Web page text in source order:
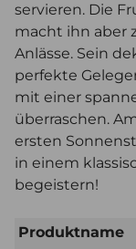
servieren. Die
macht ihn aber
Anlässe. Sein
perfekte
mit einer
überraschen.
ersten
in einem
begeistern!
Produktname